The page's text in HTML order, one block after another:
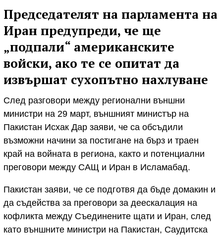
Председателят на парламента на
Иран предупреди, че ще
„подпали“ американските
войски, ако те се опитат да
извършат сухопътно нахлуване
След разговори между регионални външни
министри на 29 март, външният министър на
Пакистан Исхак Дар заяви, че са обсъдили
възможни начини за постигане на бърз и траен
край на войната в региона, както и потенциални
преговори между САЩ и Иран в Исламабад.
Пакистан заяви, че се подготвя да бъде домакин и
да съдейства за преговори за деескалация на
кофликта между Съединените щати и Иран, след
като външните министри на Пакистан, Саудитска